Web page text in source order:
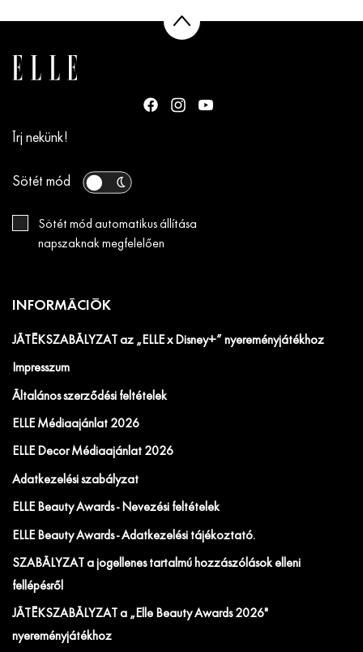
Írj nekünk!
Sötét mód
Sötét mód automatikus állítása
napszaknak megfelelően
INFORMÁCIÓK
JÁTÉKSZABÁLYZAT az „ELLE x Disney+” nyereményjátékhoz
Impresszum
Általános szerződési feltételek
ELLE Médiaajánlat 2026
ELLE Decor Médiaajánlat 2026
Adatkezelési szabályzat
ELLE Beauty Awards - Nevezési feltételek
ELLE Beauty Awards - Adatkezelési tájékoztató.
SZABÁLYZAT a jogellenes tartalmú hozzászólások elleni
fellépésről
JÁTÉKSZABÁLYZAT a „Elle Beauty Awards 2026"
nyereményjátékhoz